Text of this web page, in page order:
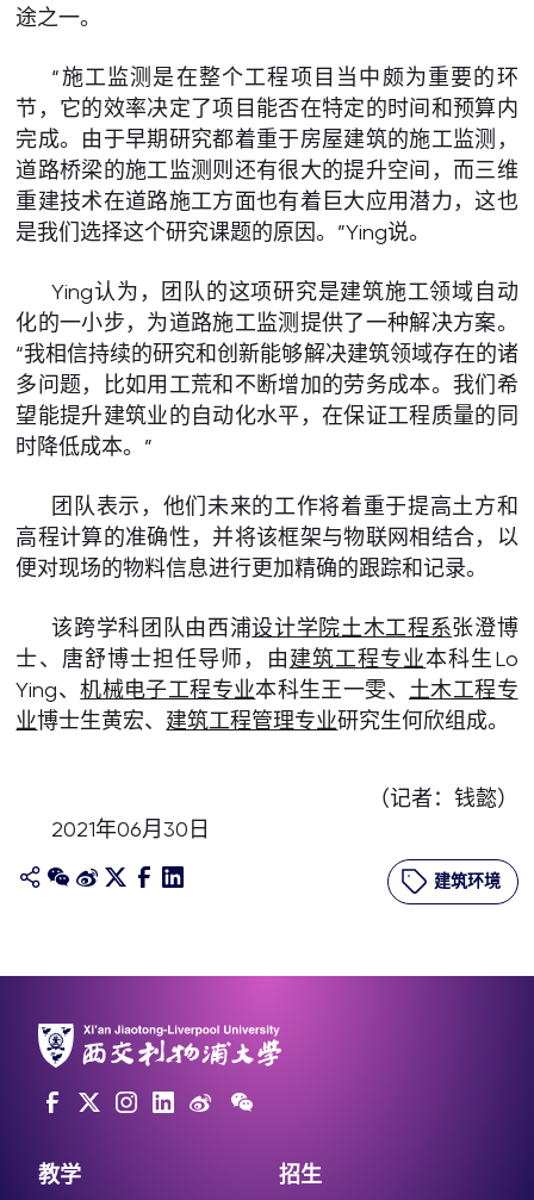
途之一。
“施工监测是在整个工程项目当中颇为重要的环
节，它的效率决定了项目能否在特定的时间和预算内
完成。由于早期研究都着重于房屋建筑的施工监测，
道路桥梁的施工监测则还有很大的提升空间，而三维
重建技术在道路施工方面也有着巨大应用潜力，这也
是我们选择这个研究课题的原因。”Ying说。
Ying认为，团队的这项研究是建筑施工领域自动
化的一小步，为道路施工监测提供了一种解决方案。
“我相信持续的研究和创新能够解决建筑领域存在的诸
多问题，比如用工荒和不断增加的劳务成本。我们希
望能提升建筑业的自动化水平，在保证工程质量的同
时降低成本。”
团队表示，他们未来的工作将着重于提高土方和
高程计算的准确性，并将该框架与物联网相结合，以
便对现场的物料信息进行更加精确的跟踪和记录。
该跨学科团队由西浦设计学院土木工程系张澄博
士、唐舒博士担任导师，由建筑工程专业本科生Lo
Ying、机械电子工程专业本科生王一雯、 土木工程专
业博士生黄宏、 建筑工程管理专业研究生何欣组成。
（记者：钱懿）
2021年06月30日
建筑环境
教学 招生